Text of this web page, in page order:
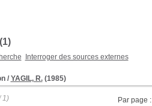
1)
Interroger des sources externes
/ YAGIL, R.(1985)
1) Par page :